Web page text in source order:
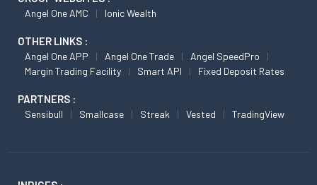
Angel One AMC Ionic Wealth
OTHER LINKS :
Angel One APP Angel One Trade
Angel SpeedPro
Margin Trading Facility
Smart API Fixed Deposit Rates
PARTNERS :
Sensibull Smallcase Streak Vested TradingView